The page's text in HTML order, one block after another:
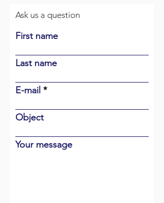
Ask us a question
First name
Last name
E-mail
Object
Your message